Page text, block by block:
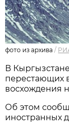
фото из архива /
В
перестающих
восхождения
Об этом
иностранных